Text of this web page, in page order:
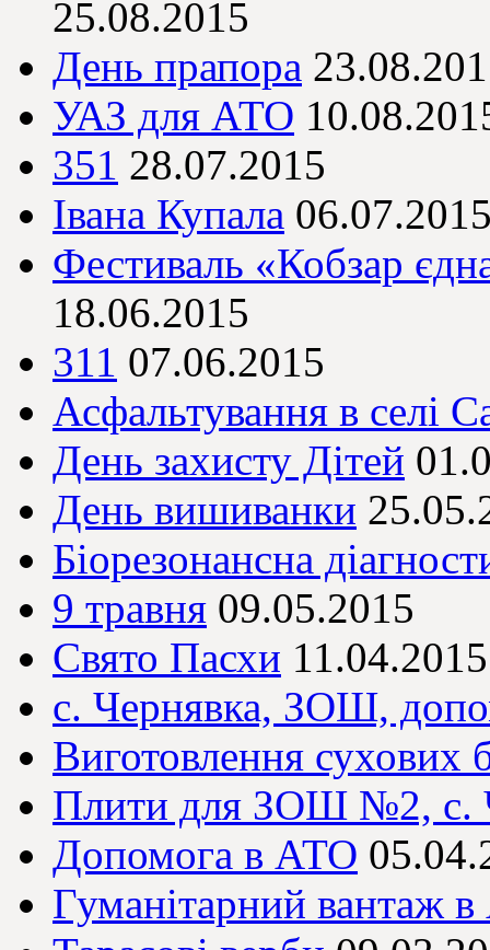
25.08.2015
День прапора
УАЗ для АТО
351 28.07.2015
Івана Купала
Фестиваль «Кобзар
18.06.2015
311 07.06.2015
Асфальтування в селі
День захисту Дітей
День вишиванки
Біорезонансна
9 травня 09.05.2015
Свято Пасхи 11.04.2015
с. Чернявка, ЗОШ,
Виготовлення
Плити для ЗОШ №2, с.
Допомога в АТО
Гуманітарний вантаж